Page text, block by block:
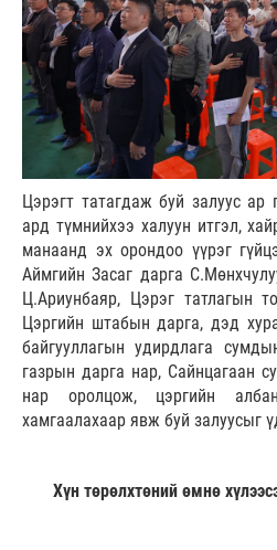
Цэрэгт татагдаж буй залуус ар
ард түмнийхээ халуун итгэл,
манаанд эх орондоо үүрэг
Аймгийн Засаг дарга
Ц.Ариунбаяр, Цэрэг татлагын
Цэргийн штабын дарга, дэд
байгууллагын удирдлага
газрын дарга нар, Сайнцагаан
нар оролцож, цэргийн
хамгаалахаар явж буй залуусыг
Хүн төрөлхтөний өмнө